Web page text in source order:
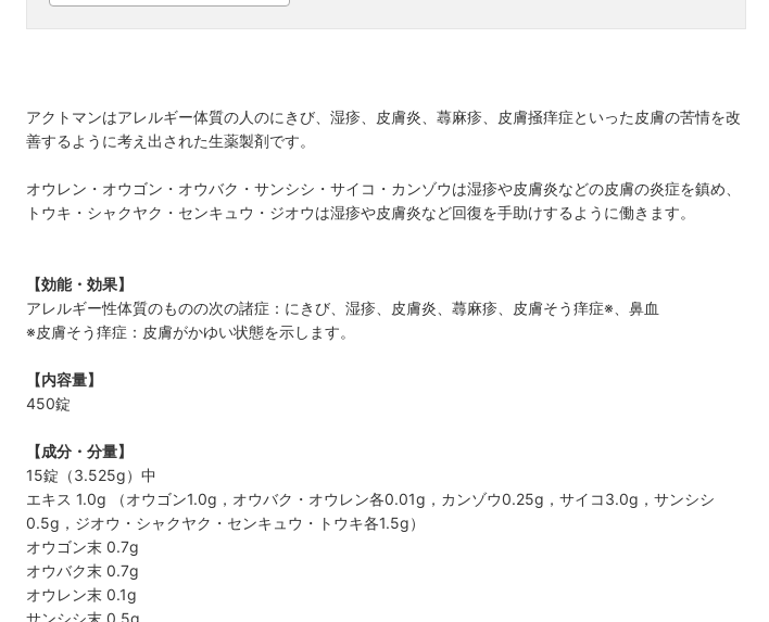
アクトマンはアレルギー体質の人のにきび、湿疹、皮膚炎、蕁麻疹、皮膚掻痒症といった皮膚の苦情を改
善するように考え出された生薬製剤です。
オウレン・オウゴン・オウバク・サンシシ・サイコ・カンゾウは湿疹や皮膚炎などの皮膚の炎症を鎮め、
トウキ・シャクヤク・センキュウ・ジオウは湿疹や皮膚炎など回復を手助けするように働きます。
【効能・効果】
アレルギー性体質のものの次の諸症：にきび、湿疹、皮膚炎、蕁麻疹、皮膚そう痒症※、鼻血
※皮膚そう痒症：皮膚がかゆい状態を示します。
【内容量】
450錠
【成分・分量】
15錠（3.525g）中
エキス 1.0g （オウゴン1.0g，オウバク・オウレン各0.01g，カンゾウ0.25g，サイコ3.0g，サンシシ
0.5g，ジオウ・シャクヤク・センキュウ・トウキ各1.5g）
オウゴン末 0.7g
オウバク末 0.7g
オウレン末 0.1g
サンシシ末 0.5g